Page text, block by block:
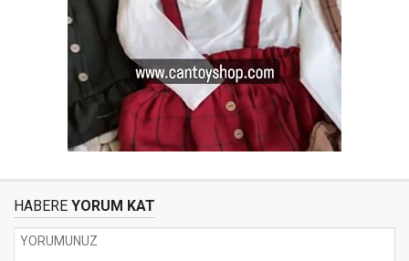
HABERE YORUM KAT